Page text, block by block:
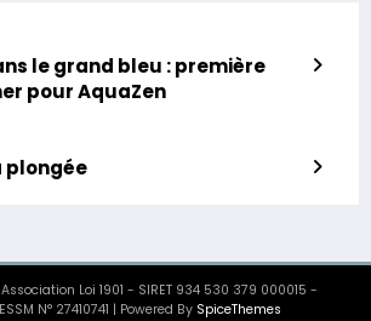
le grand bleu : première
pour AquaZen
plongée
Loi 1901 - SIRET 934 530 379 000015 -
N° 27410741 | Powered By SpiceThemes